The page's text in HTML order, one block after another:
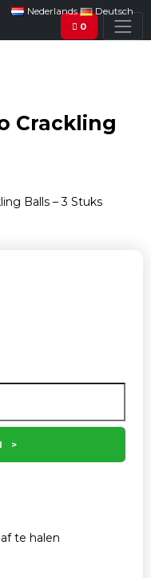
Nederlands
Deutsch
0
Crackling
te halen